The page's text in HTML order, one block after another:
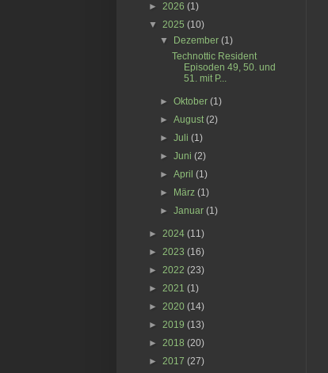
► 2026 (1)
▼ 2025 (10)
▼
Dezember(1)
Technottic Resident
Episoden 49, 50. und
51. mit P...
►Oktober(1)
►August(2)
►Juli(1)
►Juni(2)
►April(1)
►
März(1)
►Januar(1)
► 2024 (11)
► 2023 (16)
► 2022 (23)
► 2021 (1)
► 2020 (14)
► 2019 (13)
► 2018 (20)
► 2017 (27)